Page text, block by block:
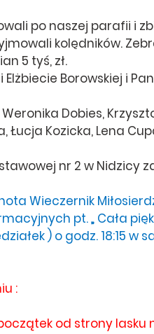
po naszej parafii i
kolędników.
5 tyś, zł.
Borowskiej i
Dobies,
Łucja Kozicka, Lena
nr 2 w Nidzicy
Wieczernik
pt. „ Cała
) o godz. 18:15 w
:
od strony lasku